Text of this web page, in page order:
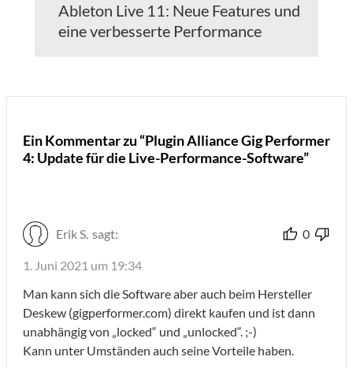
Ableton Live 11: Neue Features und
eine verbesserte Performance
Ein Kommentar zu “Plugin Alliance Gig Performer
4: Update für die Live-Performance-Software”
Erik S. sagt: 0
1. Juni 2021 um 19:34
Man kann sich die Software aber auch beim Hersteller
Deskew (gigperformer.com) direkt kaufen und ist dann
unabhängig von „locked“ und „unlocked“. ;-)
Kann unter Umständen auch seine Vorteile haben.